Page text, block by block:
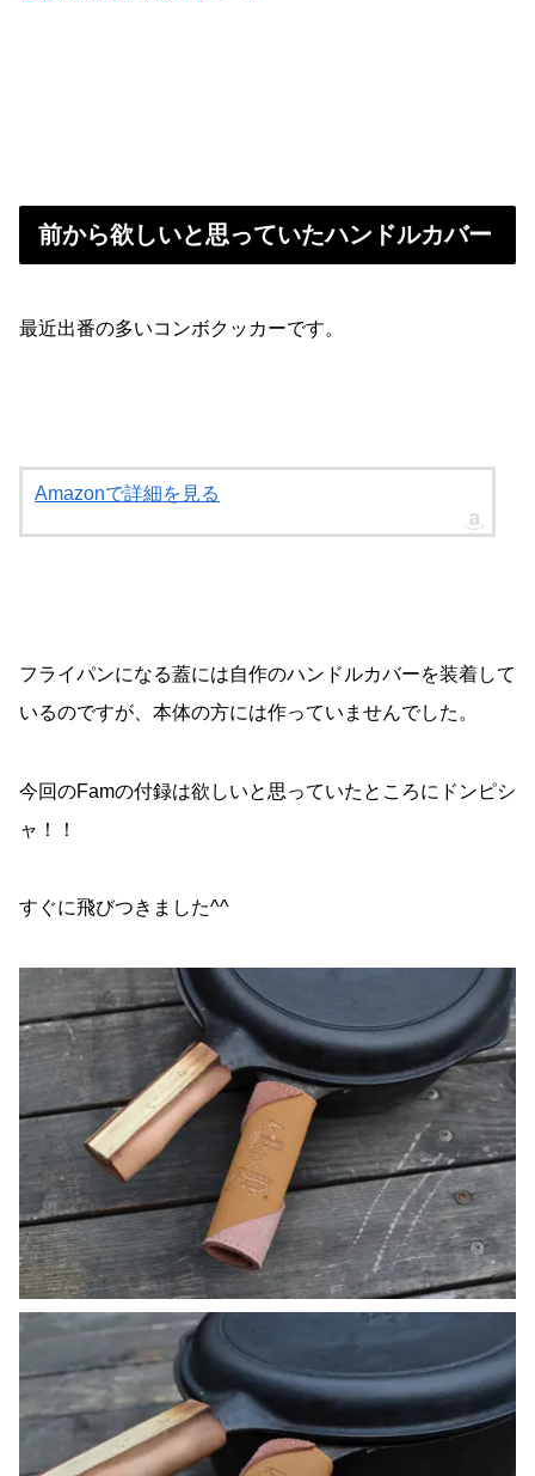
前から欲しいと思っていたハンドルカバー
最近出番の多いコンボクッカーです。
Amazonで詳細を見る
フライパンになる蓋には自作のハンドルカバーを装着して
いるのですが、本体の方には作っていませんでした。
今回のFamの付録は欲しいと思っていたところにドンピシ
ャ！！
すぐに飛びつきました^^